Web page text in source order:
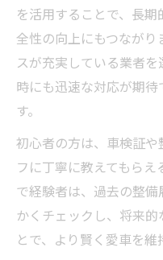
狭山市でお得に車
車検費用を抑
中古車オーナ
車検割引や特
中古車維持費
アフターケア重視
車検後も安心
中古車購入時
を活用することで、長
全性の向上にもつなが
スが充実している業者
時にも迅速な対応が期
す。
初心者の方は、車検証
フに丁寧に教えてもら
で経験者は、過去の整
かくチェックし、将来
とで、より賢く愛車を維